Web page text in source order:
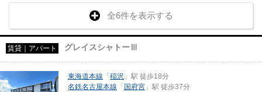
全6件を表示する
賃貸｜アパート グレイスシャトーⅢ
東海道本線 「 稲沢 」駅 徒歩18分
名鉄名古屋本線 「 国府宮 」駅 徒歩37分